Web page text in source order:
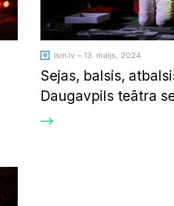
lsm.lv – 13. maijs, 2024
Sejas, balsis,
Daugavpils teātra